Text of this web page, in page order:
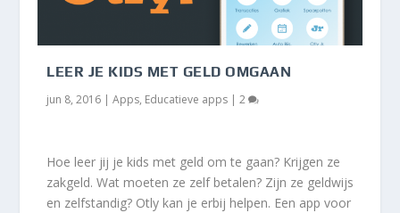
LEER JE KIDS MET GELD OMGAAN
jun 8, 2016 |Apps, Educatieve apps |2
Hoe leer jij je kids met geld om te gaan? Krijgen ze
zakgeld. Wat moeten ze zelf betalen? Zijn ze geldwijs
en zelfstandig? Otly kan je erbij helpen. Een app voor